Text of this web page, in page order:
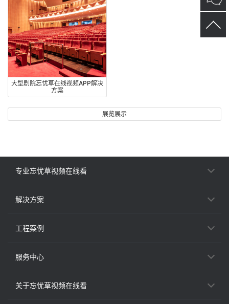
大型剧院忘忧草在线视频APP解决
方案
展览展示
专业忘忧草视频在线看
解决方案
工程案例
服务中心
关于忘忧草视频在线看